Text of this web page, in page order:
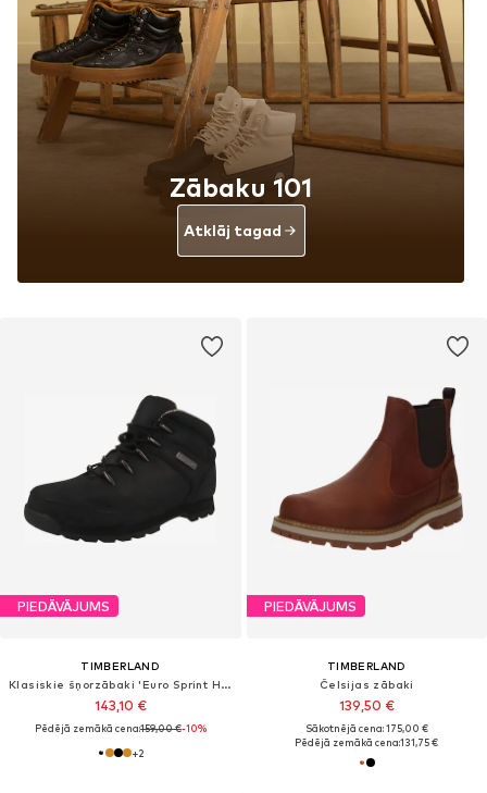
PIEDĀVĀJUMS
TIMBERLAND
Klasiskie šņorzābaki 'Euro Sprint Hiker'
143,10 €
Pēdējā zemākā cena:159,00 €-10%
+2
PIEDĀVĀJUMS
TIMBERLAND
Čelsijas zābaki
139,50 €
Sākotnējā cena: 175,00 €
Pēdējā zemākā cena:131,75 €
Zābaku 101
Atklāj tagad